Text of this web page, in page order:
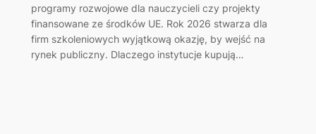
programy rozwojowe dla nauczycieli czy projekty
finansowane ze środków UE. Rok 2026 stwarza dla
firm szkoleniowych wyjątkową okazję, by wejść na
rynek publiczny. Dlaczego instytucje kupują…